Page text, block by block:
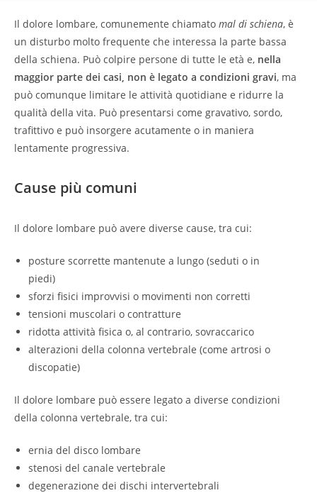
Il dolore lombare, comunemente chiamato mal di schiena, è
un disturbo molto frequente che interessa la parte bassa
della schiena. Può colpire persone di tutte le età e, nella
maggior parte dei casi, non è legato a condizioni gravi, ma
può comunque limitare le attività quotidiane e ridurre la
qualità della vita. Può presentarsi come gravativo, sordo,
trafittivo e può insorgere acutamente o in maniera
lentamente progressiva.
Cause più comuni
Il dolore lombare può avere diverse cause, tra cui:
posture scorrette mantenute a lungo (seduti o in
piedi)
sforzi fisici improvvisi o movimenti non corretti
tensioni muscolari o contratture
ridotta attività fisica o, al contrario, sovraccarico
alterazioni della colonna vertebrale (come artrosi o
discopatie)
Il dolore lombare può essere legato a diverse condizioni
della colonna vertebrale, tra cui:
ernia del disco lombare
stenosi del canale vertebrale
degenerazione dei dischi intervertebrali